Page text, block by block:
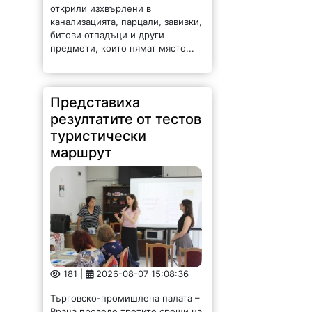
открили изхвърлени в
канализацията, парцали, завивки,
битови отпадъци и други
предмети, които нямат място...
Представиха
резултатите от тестов
туристически
маршрут
181 | 2026-08-07 15:08:36
Търговско-промишлена палата –